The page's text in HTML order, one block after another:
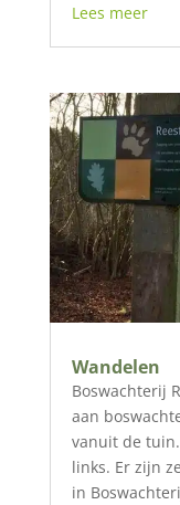
Lees meer
Wandelen
Boswachterij
aan
vanuit de
links. Er zijn
in